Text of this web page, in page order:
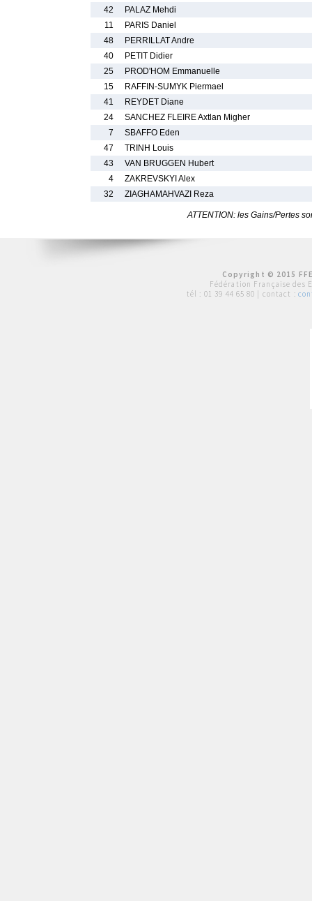
42
PALAZ Mehdi
11
PARIS Daniel
48
PERRILLAT Andre
40
PETIT Didier
25
PROD'HOM Emmanuelle
15
RAFFIN-SUMYK Piermael
41
REYDET Diane
24
SANCHEZ FLEIRE Axtlan Migher
7
SBAFFO Eden
47
TRINH Louis
43
VAN BRUGGEN Hubert
4
ZAKREVSKYI Alex
32
ZIAGHAMAHVAZI Reza
ATTENTION: les Gains/Pertes
Copyright © 2015
Fédération Française des
tél : 01 39 44 65 80 | contact :